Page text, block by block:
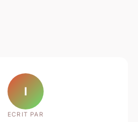
I
ECRIT PAR